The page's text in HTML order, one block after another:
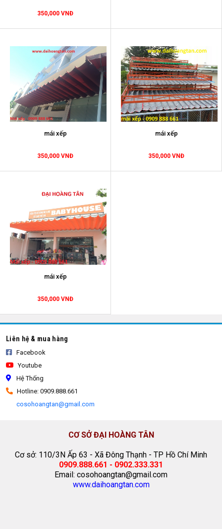
350,000 VNĐ
mái xếp
350,000 VNĐ
mái xếp
350,000 VNĐ
mái xếp
350,000 VNĐ
Liên hệ & mua hàng
Facebook
Youtube
Hệ Thống
Hotline: 0909.888.661
cosohoangtan@gmail.com
CƠ SỞ ĐẠI HOÀNG TÂN
Cơ sở: 110/3N Ấp 63 - Xã Đông Thạnh - TP Hồ Chí Minh
0909.888.661 - 0902.333.331
Email: cosohoangtan@gmail.com
www.daihoangtan.com